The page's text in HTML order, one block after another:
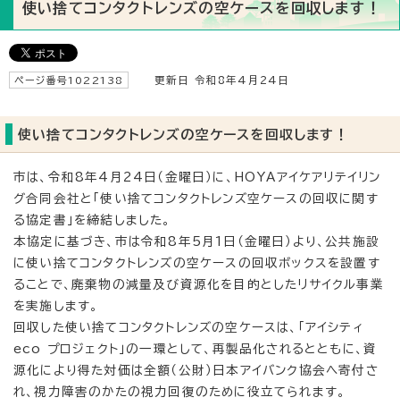
使い捨てコンタクトレンズの空ケースを回収します！
ページ番号1022138 更新日 令和8年4月24日
使い捨てコンタクトレンズの空ケースを回収します！
市は、令和8年4月24日（金曜日）に、HOYAアイケアリテイリン
グ合同会社と「使い捨てコンタクトレンズ空ケースの回収に関す
る協定書」を締結しました。
本協定に基づき、市は令和8年5月1日（金曜日）より、公共施設
に使い捨てコンタクトレンズの空ケースの回収ボックスを設置す
ることで、廃棄物の減量及び資源化を目的としたリサイクル事業
を実施します。
回収した使い捨てコンタクトレンズの空ケースは、「アイシティ
eco プロジェクト」の一環として、再製品化されるとともに、資
源化により得た対価は全額（公財）日本アイバンク協会へ寄付さ
れ、視力障害のかたの視力回復のために役立てられます。